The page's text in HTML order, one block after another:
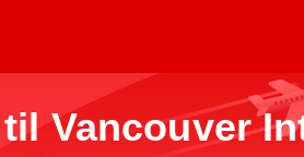
Vancouver